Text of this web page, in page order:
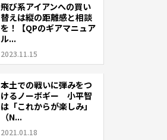
飛び系アイアンへの買い
替えは縦の距離感と相談
を！【QPのギアマニュア
ル...
2023.11.15
ゴルフ
本土での戦いに弾みをつ
けるノーボギー 小平智
は「これからが楽しみ」
（N...
2021.01.18